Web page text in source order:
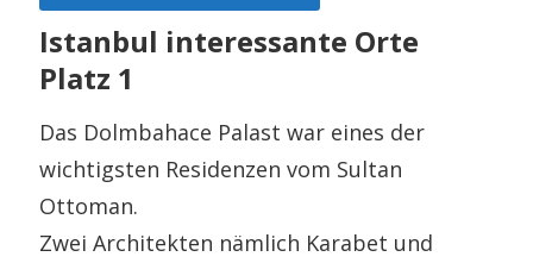
Istanbul interessante Orte
Platz 1
Das Dolmbahace Palast war eines der
wichtigsten Residenzen vom Sultan
Ottoman.
Zwei Architekten nämlich Karabet und